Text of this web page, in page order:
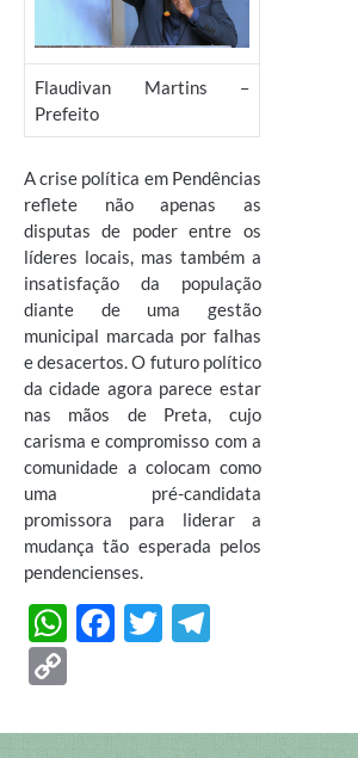
Flaudivan Martins –
Prefeito
A crise política em Pendências
reflete não apenas as
disputas de poder entre os
líderes locais, mas também a
insatisfação da população
diante de uma gestão
municipal marcada por falhas
e desacertos. O futuro político
da cidade agora parece estar
nas mãos de Preta, cujo
carisma e compromisso com a
comunidade a colocam como
uma pré-candidata
promissora para liderar a
mudança tão esperada pelos
pendencienses.
W
s
F
b
T
er gr
p